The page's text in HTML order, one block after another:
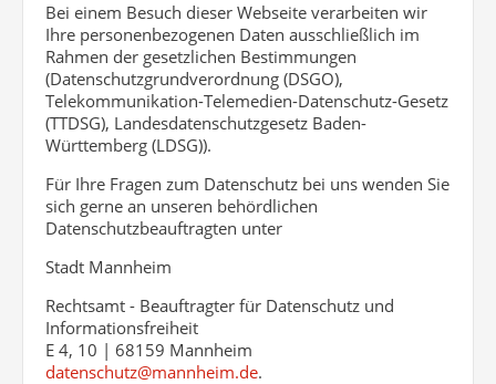
Bei einem Besuch dieser Webseite verarbeiten wir
Ihre personenbezogenen Daten ausschließlich im
Rahmen der gesetzlichen Bestimmungen
(Datenschutzgrundverordnung (DSGO),
Telekommunikation-Telemedien-Datenschutz-Gesetz
(TTDSG), Landesdatenschutzgesetz Baden-
Württemberg (LDSG)).
Für Ihre Fragen zum Datenschutz bei uns wenden Sie
sich gerne an unseren behördlichen
Datenschutzbeauftragten unter
Stadt Mannheim
Rechtsamt - Beauftragter für Datenschutz und
Informationsfreiheit
E 4, 10 | 68159 Mannheim
datenschutz@mannheim.de.